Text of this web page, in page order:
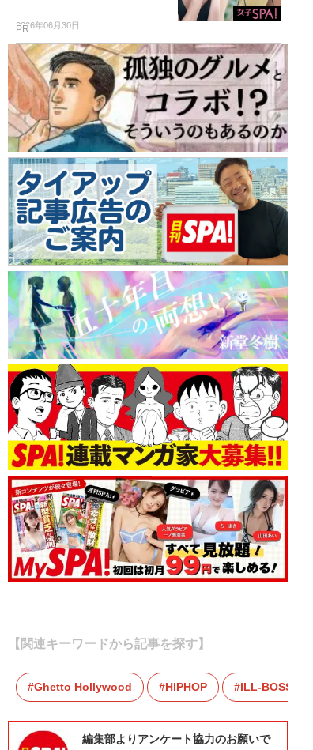
2026年06月30日
PR
【関連キーワードから記事を探す】
Ghetto Hollywood HIPHOP ILL-BOSSTINO